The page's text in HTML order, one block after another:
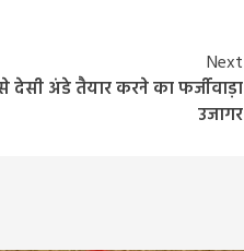
Next
अंडे तैयार करने का फर्जीवाड़ा
उजागर